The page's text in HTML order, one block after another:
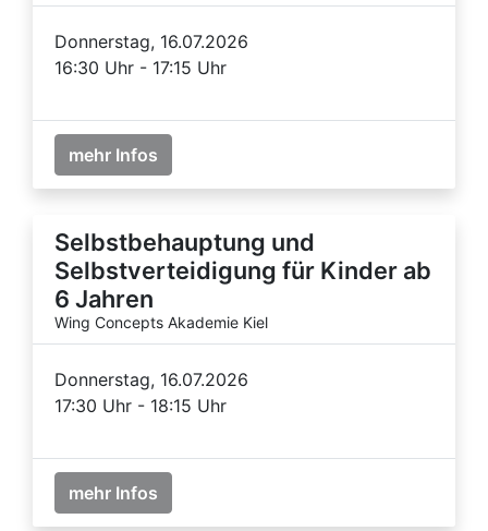
Donnerstag, 16.07.2026
16:30 Uhr - 17:15 Uhr
mehr Infos
Selbstbehauptung und
Selbstverteidigung für Kinder ab
6 Jahren
Wing Concepts Akademie Kiel
Donnerstag, 16.07.2026
17:30 Uhr - 18:15 Uhr
mehr Infos